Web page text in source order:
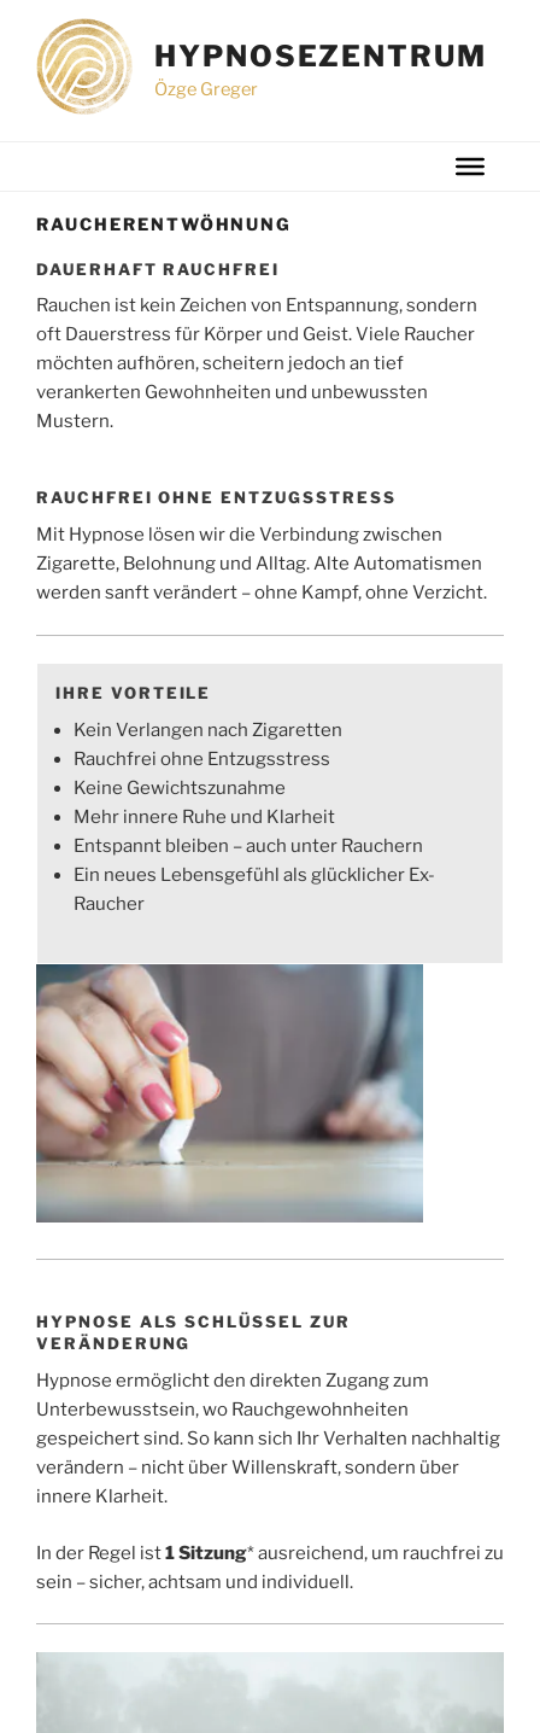
Inhalt
springen
HYPNOSEZENTRUM
Özge Greger
RAUCHERENTWÖHNUNG
DAUERHAFT RAUCHFREI
Rauchen ist kein Zeichen von Entspannung, sondern
oft Dauerstress für Körper und Geist. Viele Raucher
möchten aufhören, scheitern jedoch an tief
verankerten Gewohnheiten und unbewussten
Mustern.
RAUCHFREI OHNE ENTZUGSSTRESS
Mit Hypnose lösen wir die Verbindung zwischen
Zigarette, Belohnung und Alltag. Alte Automatismen
werden sanft verändert – ohne Kampf, ohne Verzicht.
IHRE VORTEILE
Kein Verlangen nach Zigaretten
Rauchfrei ohne Entzugsstress
Keine Gewichtszunahme
Mehr innere Ruhe und Klarheit
Entspannt bleiben – auch unter Rauchern
Ein neues Lebensgefühl als glücklicher Ex-
Raucher
HYPNOSE ALS SCHLÜSSEL ZUR
VERÄNDERUNG
Hypnose ermöglicht den direkten Zugang zum
Unterbewusstsein, wo Rauchgewohnheiten
gespeichert sind. So kann sich Ihr Verhalten nachhaltig
verändern – nicht über Willenskraft, sondern über
innere Klarheit.
In der Regel ist1 Sitzung* ausreichend, um rauchfrei zu
sein – sicher, achtsam und individuell.